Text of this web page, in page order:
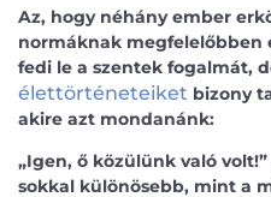
Az, hogy néhány ember
normáknak megfelelőbben
fedi le a szentek fogalmát,
élettörténeteiket bizony
akire azt mondanánk:
„Igen, ő közülünk való
sokkal különösebb, mint a